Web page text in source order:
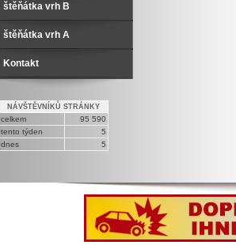
štěňátka vrh B
štěňátka vrh A
Kontakt
NÁVŠTĚVNÍKŮ STRÁNKY
celkem
95 590
tento týden
5
dnes
5